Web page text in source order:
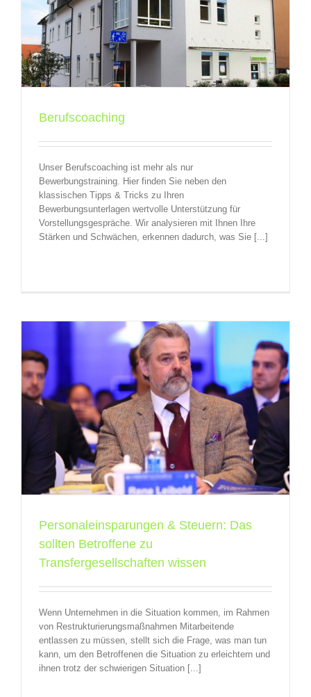
Berufscoaching
Unser Berufscoaching ist mehr als nur
Bewerbungstraining. Hier finden Sie neben den
klassischen Tipps & Tricks zu Ihren
Bewerbungsunterlagen wertvolle Unterstützung für
Vorstellungsgespräche. Wir analysieren mit Ihnen Ihre
Stärken und Schwächen, erkennen dadurch, was Sie [...]
Personaleinsparungen & Steuern: Das
sollten Betroffene zu
Transfergesellschaften wissen
Wenn Unternehmen in die Situation kommen, im Rahmen
von Restrukturierungsmaßnahmen Mitarbeitende
entlassen zu müssen, stellt sich die Frage, was man tun
kann, um den Betroffenen die Situation zu erleichtern und
ihnen trotz der schwierigen Situation [...]